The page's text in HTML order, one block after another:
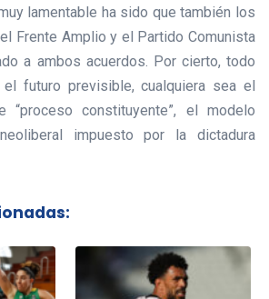
lamentable ha sido que también los
Frente Amplio y el Partido Comunista
a ambos acuerdos. Por cierto, todo
futuro previsible, cualquiera sea el
“proceso constituyente”, el modelo
impuesto por la dictadura